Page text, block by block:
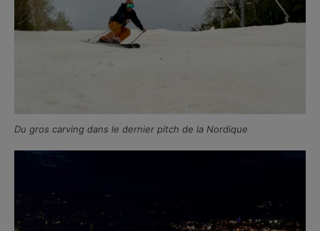
Du gros carving dans le dernier pitch de la Nordique